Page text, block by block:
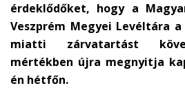
érdeklődőket, hogy a
Veszprém Megyei Levéltára
miatti zárvatartást
mértékben újra megnyitja
én hétfőn.